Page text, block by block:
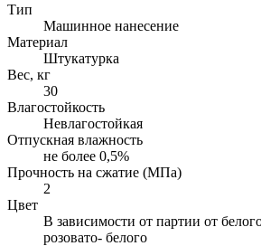
Тип
Машинное нанесение
Материал
Штукатурка
Вес, кг
30
Влагостойкость
Невлагостойкая
Отпускная влажность
не более 0,5%
Прочность на сжатие (МПа)
2
Цвет
В зависимости от партии от
розовато- белого